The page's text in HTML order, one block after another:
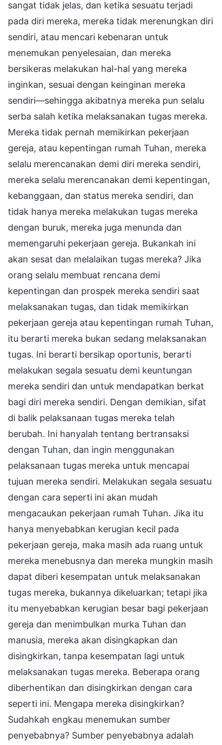
sangat tidak jelas, dan ketika sesuatu terjadi
pada diri mereka, mereka tidak merenungkan diri
sendiri, atau mencari kebenaran untuk
menemukan penyelesaian, dan mereka
bersikeras melakukan hal-hal yang mereka
inginkan, sesuai dengan keinginan mereka
sendiri—sehingga akibatnya mereka pun selalu
serba salah ketika melaksanakan tugas mereka.
Mereka tidak pernah memikirkan pekerjaan
gereja, atau kepentingan rumah Tuhan, mereka
selalu merencanakan demi diri mereka sendiri,
mereka selalu merencanakan demi kepentingan,
kebanggaan, dan status mereka sendiri, dan
tidak hanya mereka melakukan tugas mereka
dengan buruk, mereka juga menunda dan
memengaruhi pekerjaan gereja. Bukankah ini
akan sesat dan melalaikan tugas mereka? Jika
orang selalu membuat rencana demi
kepentingan dan prospek mereka sendiri saat
melaksanakan tugas, dan tidak memikirkan
pekerjaan gereja atau kepentingan rumah Tuhan,
itu berarti mereka bukan sedang melaksanakan
tugas. Ini berarti bersikap oportunis, berarti
melakukan segala sesuatu demi keuntungan
mereka sendiri dan untuk mendapatkan berkat
bagi diri mereka sendiri. Dengan demikian, sifat
di balik pelaksanaan tugas mereka telah
berubah. Ini hanyalah tentang bertransaksi
dengan Tuhan, dan ingin menggunakan
pelaksanaan tugas mereka untuk mencapai
tujuan mereka sendiri. Melakukan segala sesuatu
dengan cara seperti ini akan mudah
mengacaukan pekerjaan rumah Tuhan. Jika itu
hanya menyebabkan kerugian kecil pada
pekerjaan gereja, maka masih ada ruang untuk
mereka menebusnya dan mereka mungkin masih
dapat diberi kesempatan untuk melaksanakan
tugas mereka, bukannya dikeluarkan; tetapi jika
itu menyebabkan kerugian besar bagi pekerjaan
gereja dan menimbulkan murka Tuhan dan
manusia, mereka akan disingkapkan dan
disingkirkan, tanpa kesempatan lagi untuk
melaksanakan tugas mereka. Beberapa orang
diberhentikan dan disingkirkan dengan cara
seperti ini. Mengapa mereka disingkirkan?
Sudahkah engkau menemukan sumber
penyebabnya? Sumber penyebabnya adalah